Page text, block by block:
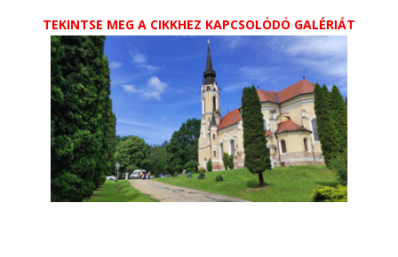
TEKINTSE MEG A CIKKHEZ KAPCSOLÓDÓ GALÉRIÁT